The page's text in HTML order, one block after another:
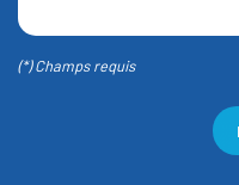
(*) Champs requis